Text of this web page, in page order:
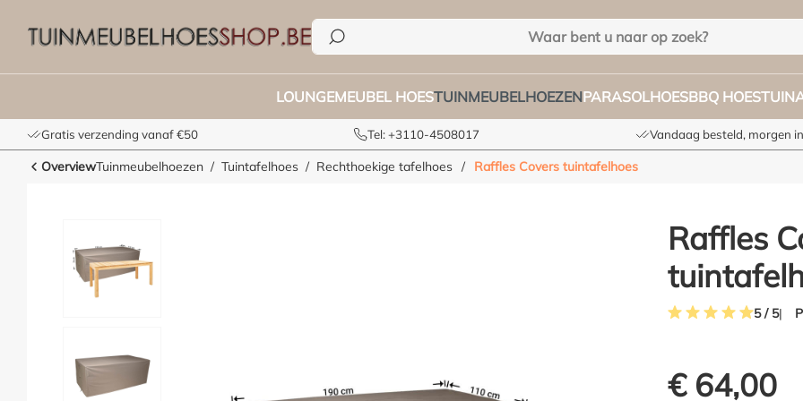
LOUNGEMEUBEL HOESTUINMEUBELHOEZENPARASOLHOESBBQ HOES
Gratis verzending vanaf €50 Tel: +3110-4508017 Vandaag besteld, morgen
OverviewTuinmeubelhoezen Tuintafelhoes Rechthoekige tafelhoes / Raffles Covers tuintafelhoes
Raffles
5 / 5
€ 64,00